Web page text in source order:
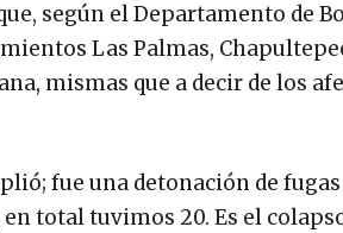
según el Departamento de
Las Palmas,
mismas que a decir de los
fue una detonación de
total tuvimos 20. Es el